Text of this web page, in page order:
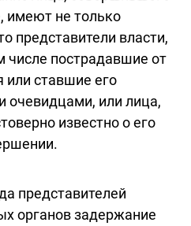
имеют не только
представители власти,
числе пострадавшие от
или ставшие его
очевидцами, или лица,
известно о его
представителей
органов задержание